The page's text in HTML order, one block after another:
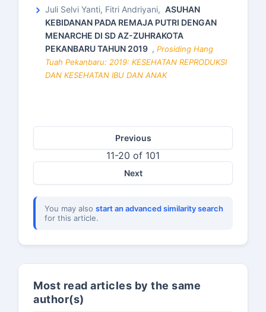
Juli Selvi Yanti, Fitri Andriyani, ASUHAN
KEBIDANAN PADA REMAJA PUTRI DENGAN
MENARCHE DI SD AZ-ZUHRAKOTA
PEKANBARU TAHUN 2019 , Prosiding Hang
Tuah Pekanbaru: 2019: KESEHATAN REPRODUKSI
DAN KESEHATAN IBU DAN ANAK
Previous
11-20 of 101
Next
You may also start an advanced similarity search
for this article.
Most read articles by the same
author(s)